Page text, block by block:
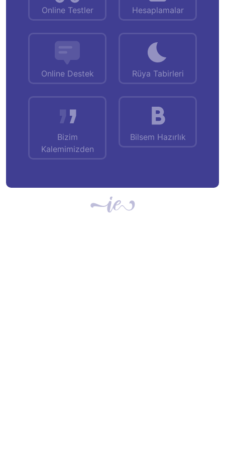
Online Testler Hesaplamalar
Online Destek Rüya Tabirleri
Bizim
Kalemimizden
Bilsem Hazırlık